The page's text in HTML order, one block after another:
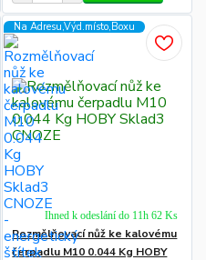
Na Adresu,Výd.místo,Boxu
Rozmělňovací nůž ke kalovému
čerpadlu M10 0.044 Kg HOBY
Ihned k odeslání do 11h 62 Ks